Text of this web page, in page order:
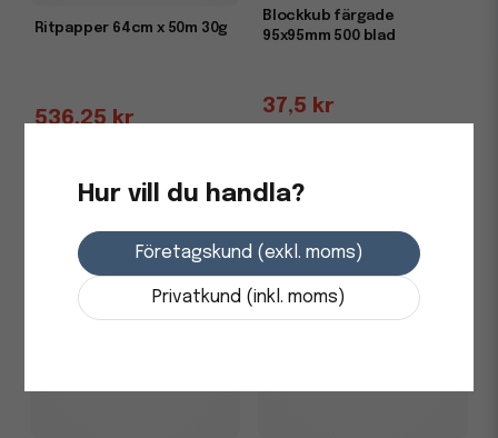
Ritpapper 64cm x 50m 30g
536,25 kr
+
Blockkub färgade
95x95mm 500 blad
37,5 kr
Hur vill du handla?
Företagskund (exkl. moms)
Privatkund (inkl. moms)